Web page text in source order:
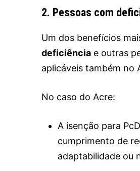
2. Pessoas com
Um dos benefícios
deficiência e outras
aplicáveis também no
No caso do Acre:
A isenção para
cumprimento de
adaptabilidade ou